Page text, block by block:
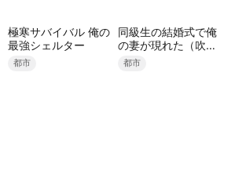
極寒サバイバル 俺の
最強シェルター
都市
同級生の結婚式で俺
の妻が現れた（吹き
替え）
都市